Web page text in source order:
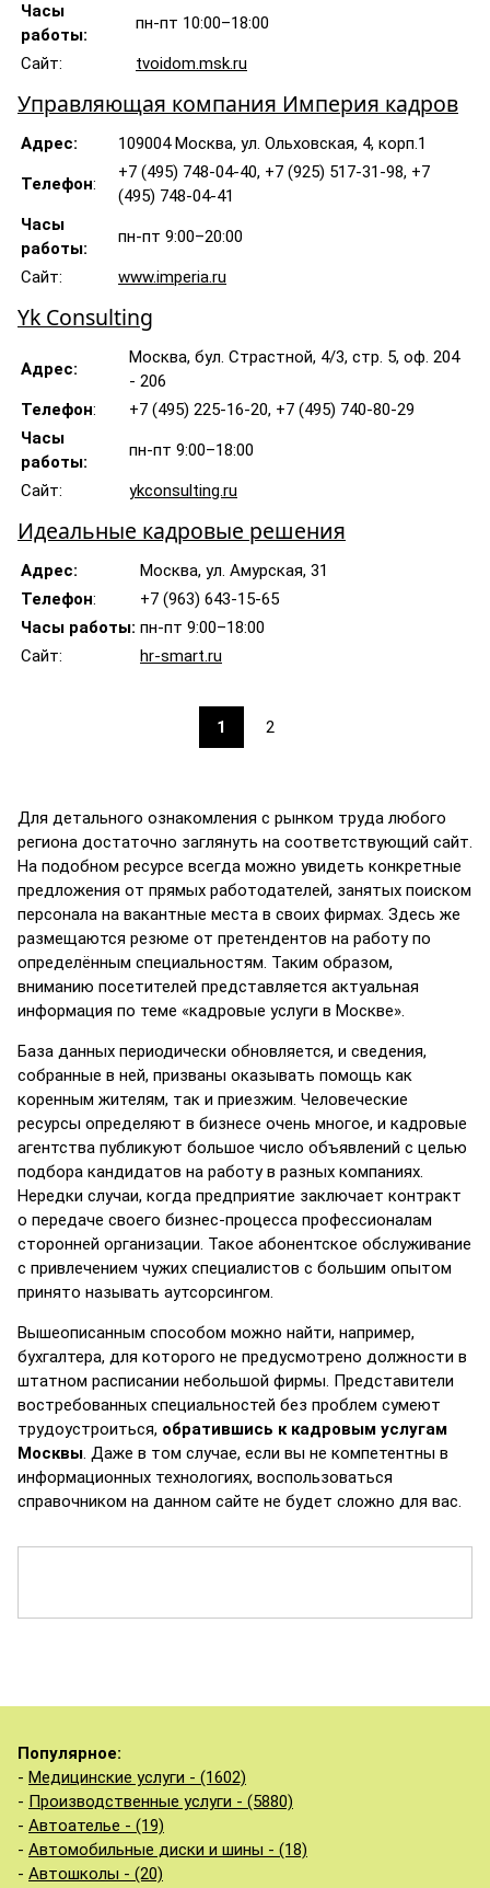
Часы
работы:
пн-пт 10:00–18:00
Сайт: tvoidom.msk.ru
Управляющая компания Империя кадров
Адрес: 109004 Москва, ул. Ольховская, 4, корп.1
Телефон:
+7 (495) 748-04-40, +7 (925) 517-31-98, +7
(495) 748-04-41
Часы
работы:
пн-пт 9:00–20:00
Сайт: www.imperia.ru
Yk Consulting
Адрес:
Москва, бул. Страстной, 4/3, стр. 5, оф. 204
- 206
Телефон:
+7 (495) 225-16-20, +7 (495) 740-80-29
Часы
работы:
пн-пт 9:00–18:00
Сайт: ykconsulting.ru
Идеальные кадровые решения
Адрес:
Москва, ул. Амурская, 31
Телефон:
+7 (963) 643-15-65
Часы работы: пн-пт 9:00–18:00
Сайт:
hr-smart.ru
1 2
Для детального ознакомления с рынком труда любого
региона достаточно заглянуть на соответствующий сайт.
На подобном ресурсе всегда можно увидеть конкретные
предложения от прямых работодателей, занятых поиском
персонала на вакантные места в своих фирмах. Здесь же
размещаются резюме от претендентов на работу по
определённым специальностям. Таким образом,
вниманию посетителей представляется актуальная
информация по теме «кадровые услуги в Москве».
База данных периодически обновляется, и сведения,
собранные в ней, призваны оказывать помощь как
коренным жителям, так и приезжим. Человеческие
ресурсы определяют в бизнесе очень многое, и кадровые
агентства публикуют большое число объявлений с целью
подбора кандидатов на работу в разных компаниях.
Нередки случаи, когда предприятие заключает контракт
о передаче своего бизнес-процесса профессионалам
сторонней организации. Такое абонентское обслуживание
с привлечением чужих специалистов с большим опытом
принято называть аутсорсингом.
Вышеописанным способом можно найти, например,
бухгалтера, для которого не предусмотрено должности в
штатном расписании небольшой фирмы. Представители
востребованных специальностей без проблем сумеют
трудоустроиться, обратившись к кадровым услугам
Москвы. Даже в том случае, если вы не компетентны в
информационных технологиях, воспользоваться
справочником на данном сайте не будет сложно для вас.
Популярное:
- Медицинские услуги - (1602)
- Производственные услуги - (5880)
- Автоателье - (19)
- Автомобильные диски и шины - (18)
- Автошколы - (20)